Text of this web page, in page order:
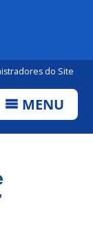
do Site
MENU